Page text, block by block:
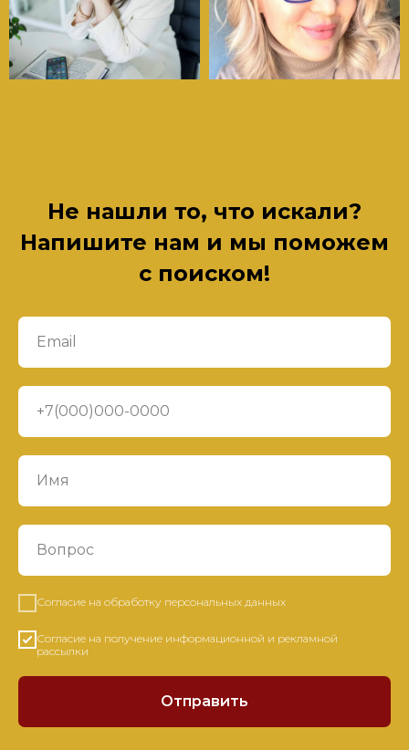
Не нашли то, что искали?
Напишите нам и мы поможем
с поиском!
Согласие на обработку персональных данных
Согласие на получение информационной и рекламной
рассылки
Отправить